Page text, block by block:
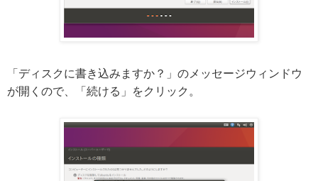
「ディスクに書き込みますか？」のメッセージウィンドウ
が開くので、「続ける」をクリック。